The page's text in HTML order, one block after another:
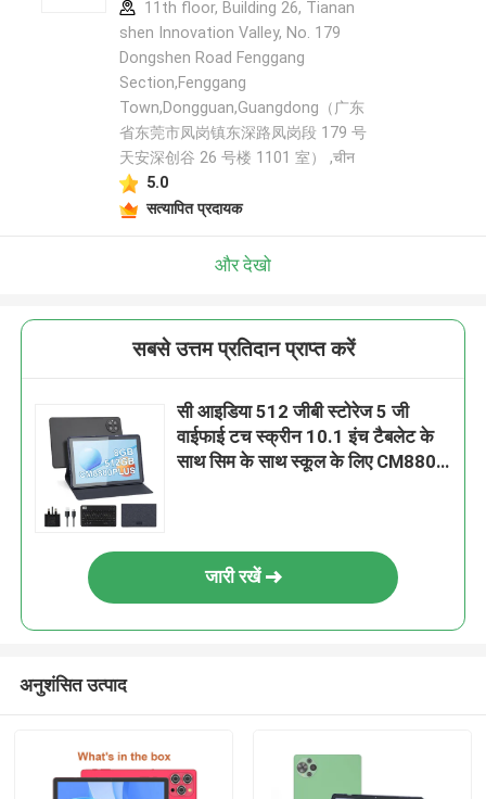
11th floor, Building 26, Tianan
shen Innovation Valley, No. 179
Dongshen Road Fenggang
Section,Fenggang
Town,Dongguan,Guangdong（广东
省东莞市凤岗镇东深路凤岗段 179 号
天安深创谷 26 号楼 1101 室） ,चीन
5.0
सत्यापित प्रदायक
और देखो
सबसे उत्तम प्रतिदान प्राप्त करें
सी आइडिया 512 जीबी स्टोरेज 5 जी
वाईफाई टच स्क्रीन 10.1 इंच टैबलेट के
साथ सिम के साथ स्कूल के लिए CM8800
जारी रखें
अनुशंसित उत्पाद